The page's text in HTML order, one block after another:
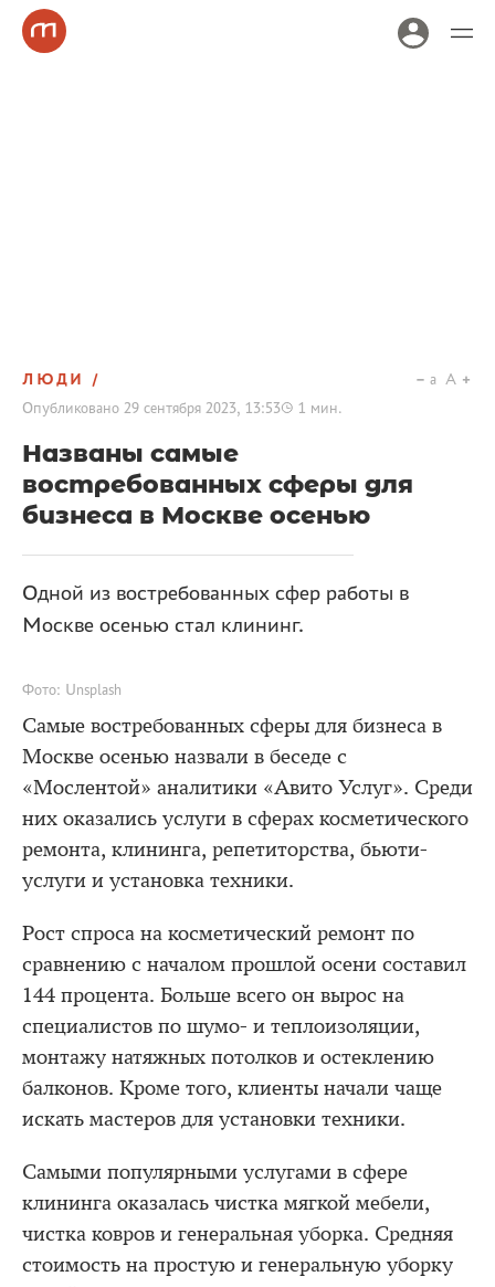
ЛЮДИ
Опубликовано 29 сентября 2023, 13:53 1 мин.
a A
Названы самые
востребованных сферы для
бизнеса в Москве осенью
Одной из востребованных сфер работы в
Москве осенью стал клининг.
Фото: Unsplash
Самые востребованных сферы для бизнеса в
Москве осенью назвали в беседе с
«Мослентой» аналитики «Авито Услуг». Среди
них оказались услуги в сферах косметического
ремонта, клининга, репетиторства, бьюти-
услуги и установка техники.
Рост спроса на косметический ремонт по
сравнению с началом прошлой осени составил
144 процента. Больше всего он вырос на
специалистов по шумо- и теплоизоляции,
монтажу натяжных потолков и остеклению
балконов. Кроме того, клиенты начали чаще
искать мастеров для установки техники.
Самыми популярными услугами в сфере
клининга оказалась чистка мягкой мебели,
чистка ковров и генеральная уборка. Средняя
стоимость на простую и генеральную уборку